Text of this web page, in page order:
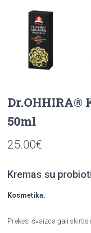
Dr.OHHIRA®
50ml
25.00€
Kremas su
Kosmetika.
Prekės išvaizda gali